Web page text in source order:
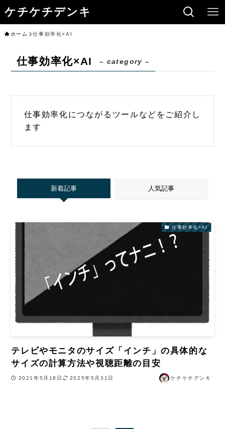
ケチケチデンキ
ホーム 仕事効率化×AI
仕事効率化×AI – category –
仕事効率化につながるツールなどをご紹介し
ます
新着記事 人気記事
仕事効率化×AI
テレビやモニタのサイズ「インチ」の具体的な
サイズの計算方法や視聴距離の目安
2021年5月18日 2025年5月31日 ケチケチデンキ